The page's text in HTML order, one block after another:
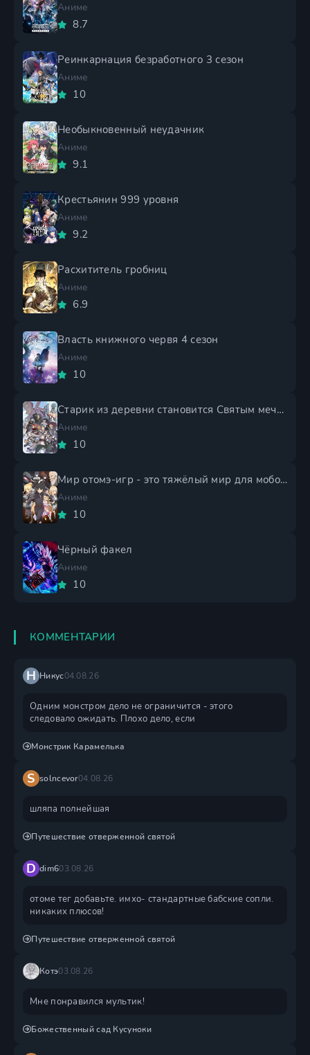
Аниме
8.7
Реинкарнация безработного 3 сезон
Аниме
10
Необыкновенный неудачник
Аниме
9.1
Крестьянин 999 уровня
Аниме
9.2
Расхититель гробниц
Аниме
6.9
Власть книжного червя 4 сезон
Аниме
10
Старик из деревни становится Святым мечом 2 сезон
Аниме
10
Мир отомэ-игр - это тяжёлый мир для мобов 2 сезон
Аниме
10
Чёрный факел
Аниме
10
КОММЕНТАРИИ
Н Никус04.08.26
Одним монстром дело не ограничится - этого
следовало ожидать. Плохо дело, если
Монстрик Карамелька
S solncevor04.08.26
шляпа полнейшая
Путешествие отверженной святой
D dim603.08.26
отоме тег добавьте. имхо- стандартные бабские сопли.
никаких плюсов!
Путешествие отверженной святой
Котэ03.08.26
Мне понравился мультик!
Божественный сад Кусуноки